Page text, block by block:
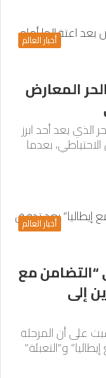
أخبار العالم
المعارض
يعد أحد ابرز
بعدما
أخبار العالم
“التضامن مع
إلى
على أن المرحلة
و”التعبئة”